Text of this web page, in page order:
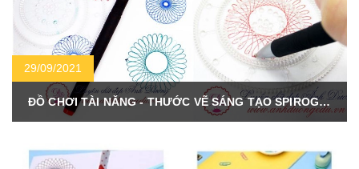
29/09/2021
ĐỒ CHƠI TÀI NĂNG - THƯỚC VẼ SÁNG TẠO SPIROGRAPH